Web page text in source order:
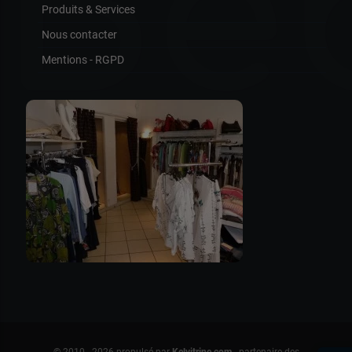
Produits & Services
Nous contacter
Mentions - RGPD